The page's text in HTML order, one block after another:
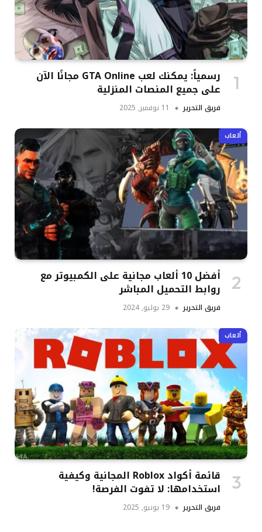
رسمياً: يمكنك لعب GTA Online مجانًا الآن
على جميع المنصات المنزلية
فريق التحرير 11 نوفمبر, 2025
ألعاب
أفضل 10 ألعاب مجانية على الكمبيوتر مع
روابط التحميل المباشر
فريق التحرير 29 يوليو, 2024
ألعاب
قائمة أكواد Roblox المجانية وكيفية
استخدامها: لا تفوت الفرصة!
فريق التحرير 19 يونيو, 2025